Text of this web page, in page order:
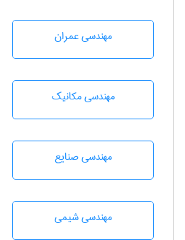
مهندسی عمران
مهندسی مکانیک
مهندسی صنايع
مهندسي شيمی